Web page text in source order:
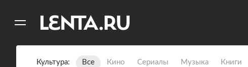
Культура Все Кино Сериалы Музыка Книги